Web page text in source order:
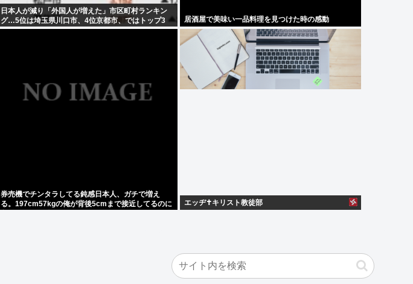
日本人が減り「外国人が増えた」市区町村ランキン
グ…5位は埼玉県川口市、4位京都市、ではトップ3
は？
居酒屋で美味い一品料理を見つけた時の感動
券売機でチンタラしてる鈍感日本人、ガチで増え
る。197cm57kgの俺が背後5cmまで接近してるのに
エッヂ✝️キリスト教徒部